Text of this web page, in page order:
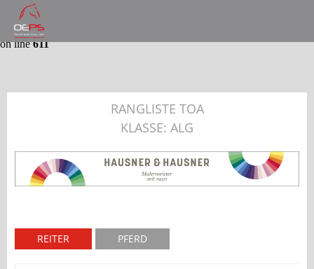
Notice : Trying to get property 'partyid' of non-object in
/var/www/website/module/Application/src/Application/
on line611
RANGLISTE TOA
KLASSE: ALG
REITER PFERD